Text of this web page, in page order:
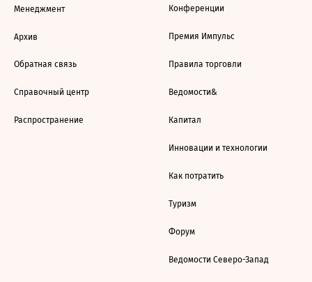
Менеджмент
Архив
Обратная связь
Справочный центр
Распространение
Конференции
Премия Импульс
Правила торговли
Ведомости&
Капитал
Инновации и технологии
Как потратить
Туризм
Форум
Ведомости Северо-Запад